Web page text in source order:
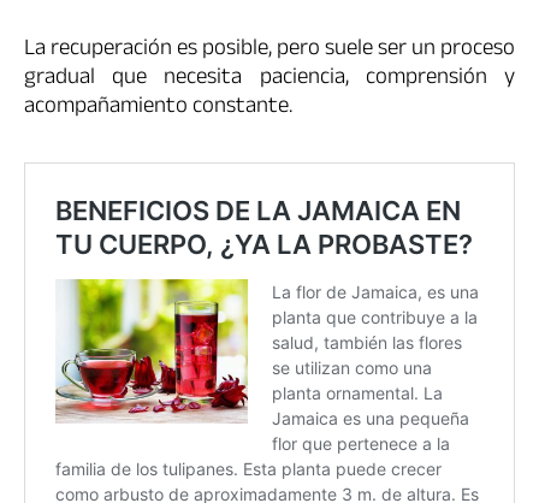
La recuperación es posible, pero suele ser un proceso
gradual que necesita paciencia, comprensión y
acompañamiento constante.